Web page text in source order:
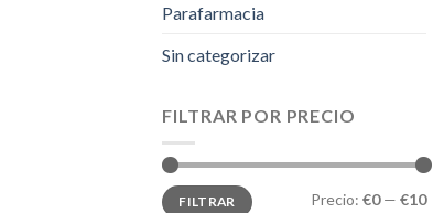
Parafarmacia
Sin categorizar
FILTRAR POR PRECIO
Precio
mínimo
Precio
máximo
FILTRAR Precio: €0— €10